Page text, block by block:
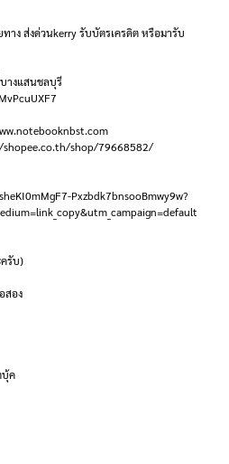
าง ส่งด่วนkerry รับบัตรเครดิต หรือมารับ
างแสนชลบุรี
shop/79668582/
Pxzbdk7bnsooBmwy9w?
รับ)
สอง
บุ้ค